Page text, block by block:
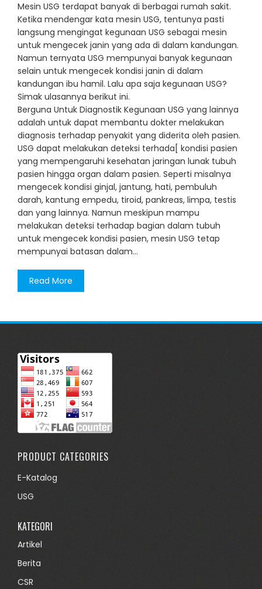
Mesin USG terdapat banyak di berbagai rumah sakit.
Ketika mendengar kata mesin USG, tentunya pasti
langsung mengingat kegunaan USG sebagai mesin
untuk mengecek janin yang ada di dalam kandungan.
Namun ternyata USG mempunyai banyak kegunaan
selain untuk mengecek kondisi janin di dalam
kandungan ibu hamil. Lalu apa saja kegunaan USG?
Simak ulasannya berikut ini.
Berguna Untuk Diagnostik Kegunaan USG yang lainnya
adalah untuk dapat membantu dokter melakukan
diagnosis terhadap penyakit yang diderita oleh pasien.
USG dapat melakukan deteksi terhada[ kondisi pasien
yang mempengaruhi kesehatan jaringan lunak tubuh
pasien hingga organ dalam pasien. Seperti misalnya
mengecek kondisi ginjal, jantung, hati, pembuluh
darah, kantung empedu, tiroid, pankreas, limpa, testis
dan yang lainnya. Namun meskipun mampu
melakukan deteksi terhadap bagian dalam tubuh
untuk mengecek kondisi pasien, mesin USG tetap
mempunyai batasan dalam…
Read More
PRODUCT CATEGORIES
E-Katalog
USG
KATEGORI
Artikel
Berita
CSR